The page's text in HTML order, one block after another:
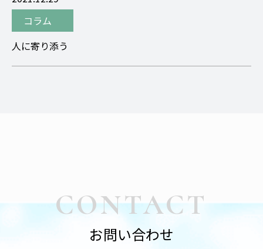
コラム
人に寄り添う
CONTACT
お問い合わせ